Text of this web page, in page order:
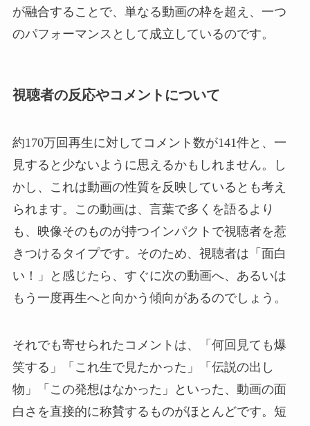
が融合することで、単なる動画の枠を超え、一つ
のパフォーマンスとして成立しているのです。
視聴者の反応やコメントについて
約170万回再生に対してコメント数が141件と、一
見すると少ないように思えるかもしれません。し
かし、これは動画の性質を反映しているとも考え
られます。この動画は、言葉で多くを語るより
も、映像そのものが持つインパクトで視聴者を惹
きつけるタイプです。そのため、視聴者は「面白
い！」と感じたら、すぐに次の動画へ、あるいは
もう一度再生へと向かう傾向があるのでしょう。
それでも寄せられたコメントは、「何回見ても爆
笑する」「これ生で見たかった」「伝説の出し
物」「この発想はなかった」といった、動画の面
白さを直接的に称賛するものがほとんどです。短